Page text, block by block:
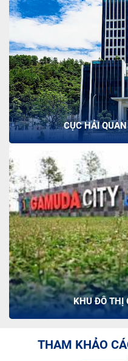
CỤC HẢI
KHU ĐÔ THỊ
THAM KHẢO